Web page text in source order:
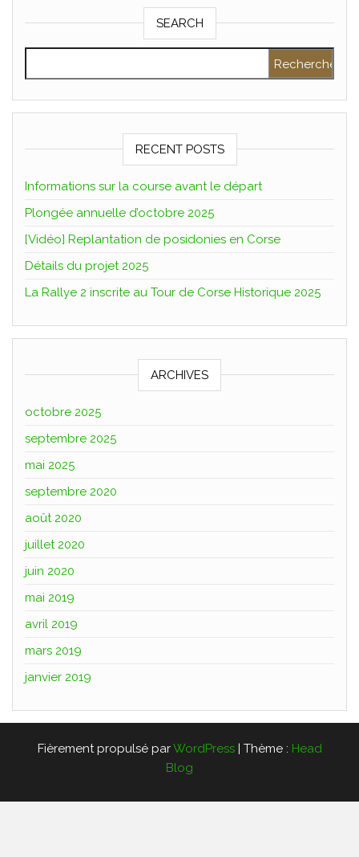
SEARCH
RECENT POSTS
Informations sur la course avant le départ
Plongée annuelle d’octobre 2025
[Vidéo] Replantation de posidonies en Corse
Détails du projet 2025
La Rallye 2 inscrite au Tour de Corse Historique 2025
ARCHIVES
octobre 2025
septembre 2025
mai 2025
septembre 2020
août 2020
juillet 2020
juin 2020
mai 2019
avril 2019
mars 2019
janvier 2019
Fièrement propulsé parWordPress | Thème : Head
Blog